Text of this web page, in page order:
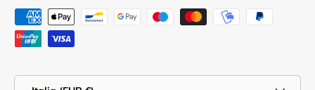
Formas de pago aceptadas